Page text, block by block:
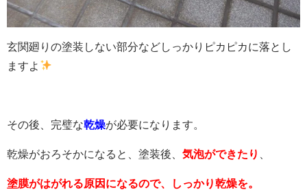
玄関廻りの塗装しない部分などしっかりピカピカに落とし
ますよ
その後、完璧な乾燥が必要になります。
乾燥がおろそかになると、塗装後、 気泡ができたり
塗膜がはがれる原因になるので、しっかり乾燥を。